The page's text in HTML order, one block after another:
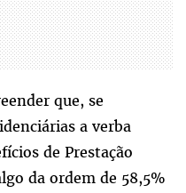
que, se
a verba
de Prestação
da ordem de 58,5%